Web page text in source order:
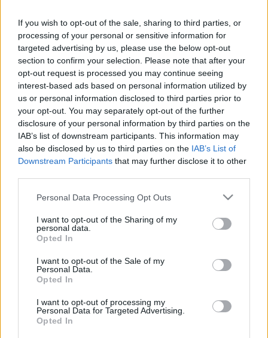
If you wish to opt-out of the sale, sharing to third parties, or
processing of your personal or sensitive information for
targeted advertising by us, please use the below opt-out
section to confirm your selection. Please note that after your
opt-out request is processed you may continue seeing
interest-based ads based on personal information utilized by
us or personal information disclosed to third parties prior to
your opt-out. You may separately opt-out of the further
disclosure of your personal information by third parties on the
IAB’s list of downstream participants. This information may
also be disclosed by us to third parties on the IAB’s List of
Downstream Participants that may further disclose it to other
Please note that this website/app uses one or more Google
not limited to your visit or usage behaviour. You may click to
grant or deny consent to Google and its third-party tags to
use your data for below specified purposes in below Google
consent section.
Personal Data Processing Opt Outs
I want to opt-out of the Sharing of my
personal data.
Opted In
I want to opt-out of the Sale of my
Personal Data.
Opted In
I want to opt-out of processing my
Personal Data for Targeted Advertising.
Opted In
Egy olyan megállapodást kötött Kecskemét
városa a Közigazgatási és Területfejlesztési
Minisztériummal, amelynek értelmében a város
visszakapja a Területfejlesztési Alapba
befizetett iparűzésiadó-többletének 80
százalékát – írta a Telex. Így csak a HIPA-többlet
20 százalékát osztják szét a Kecskeméti Járás
többi települése között.
A megállapodás megkötésére a Navracsics-féle
Kecskemétnek. A területfejlesztési miniszter
még tavaly jelentette be, hogy idéntől elveszik a
tavalyi mértéket meghaladó iparűzésiadó-
bevételt a többletet produkáló városoktól, és a
járásokba tartozó településeknek közösen kell